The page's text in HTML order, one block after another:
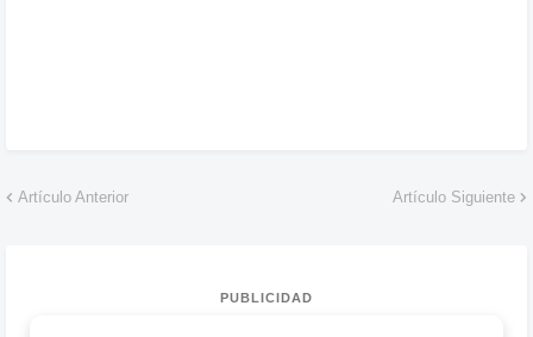
Artículo Anterior Artículo Siguiente
PUBLICIDAD